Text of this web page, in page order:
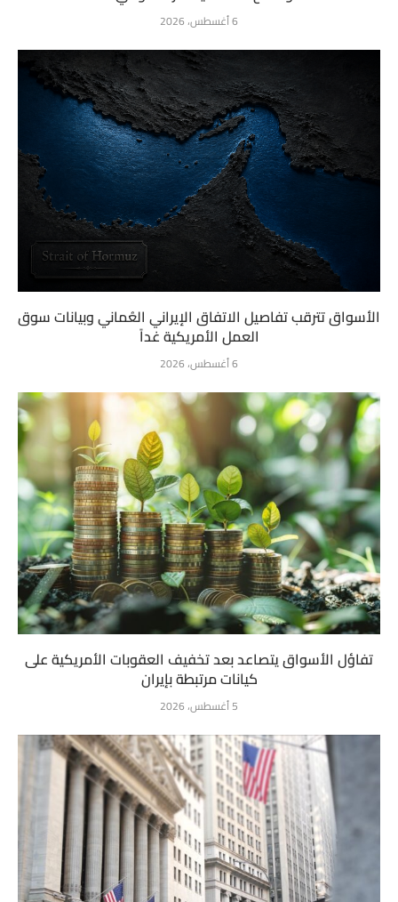
6 أغسطس، 2026
الأسواق تترقب تفاصيل الاتفاق الإيراني العُماني وبيانات سوق
العمل الأمريكية غداً
6 أغسطس، 2026
تفاؤل الأسواق يتصاعد بعد تخفيف العقوبات الأمريكية على
كيانات مرتبطة بإيران
5 أغسطس، 2026